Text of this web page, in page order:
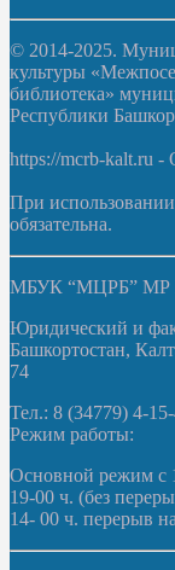
© 2014-2025.
культуры
библиотека»
Республики
https://mcrb-kalt.ru
При использовании
обязательна.
МБУК “МЦРБ” МР
Юридический и
Башкортостан,
74
Тел.: 8 (34779) 4-
Режим работы:
Основной режим с
19-00 ч. (без
14- 00 ч. перерыв